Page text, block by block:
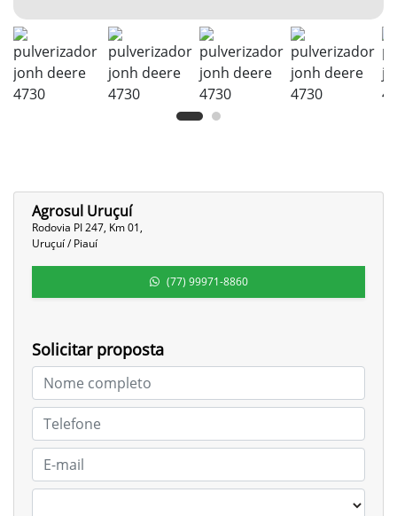
Agrosul Uruçuí
Rodovia PI 247, Km 01,
Uruçuí / Piauí
(77) 99971-8860
Solicitar proposta